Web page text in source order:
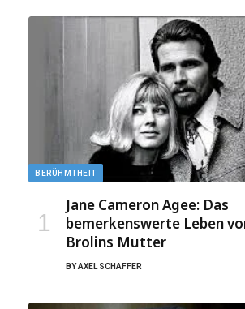
BERÜHMTHEIT
Jane Cameron Agee: Das
bemerkenswerte Leben
Brolins Mutter
BYAXEL SCHAFFER